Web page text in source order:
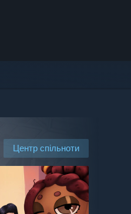
Центр спільноти